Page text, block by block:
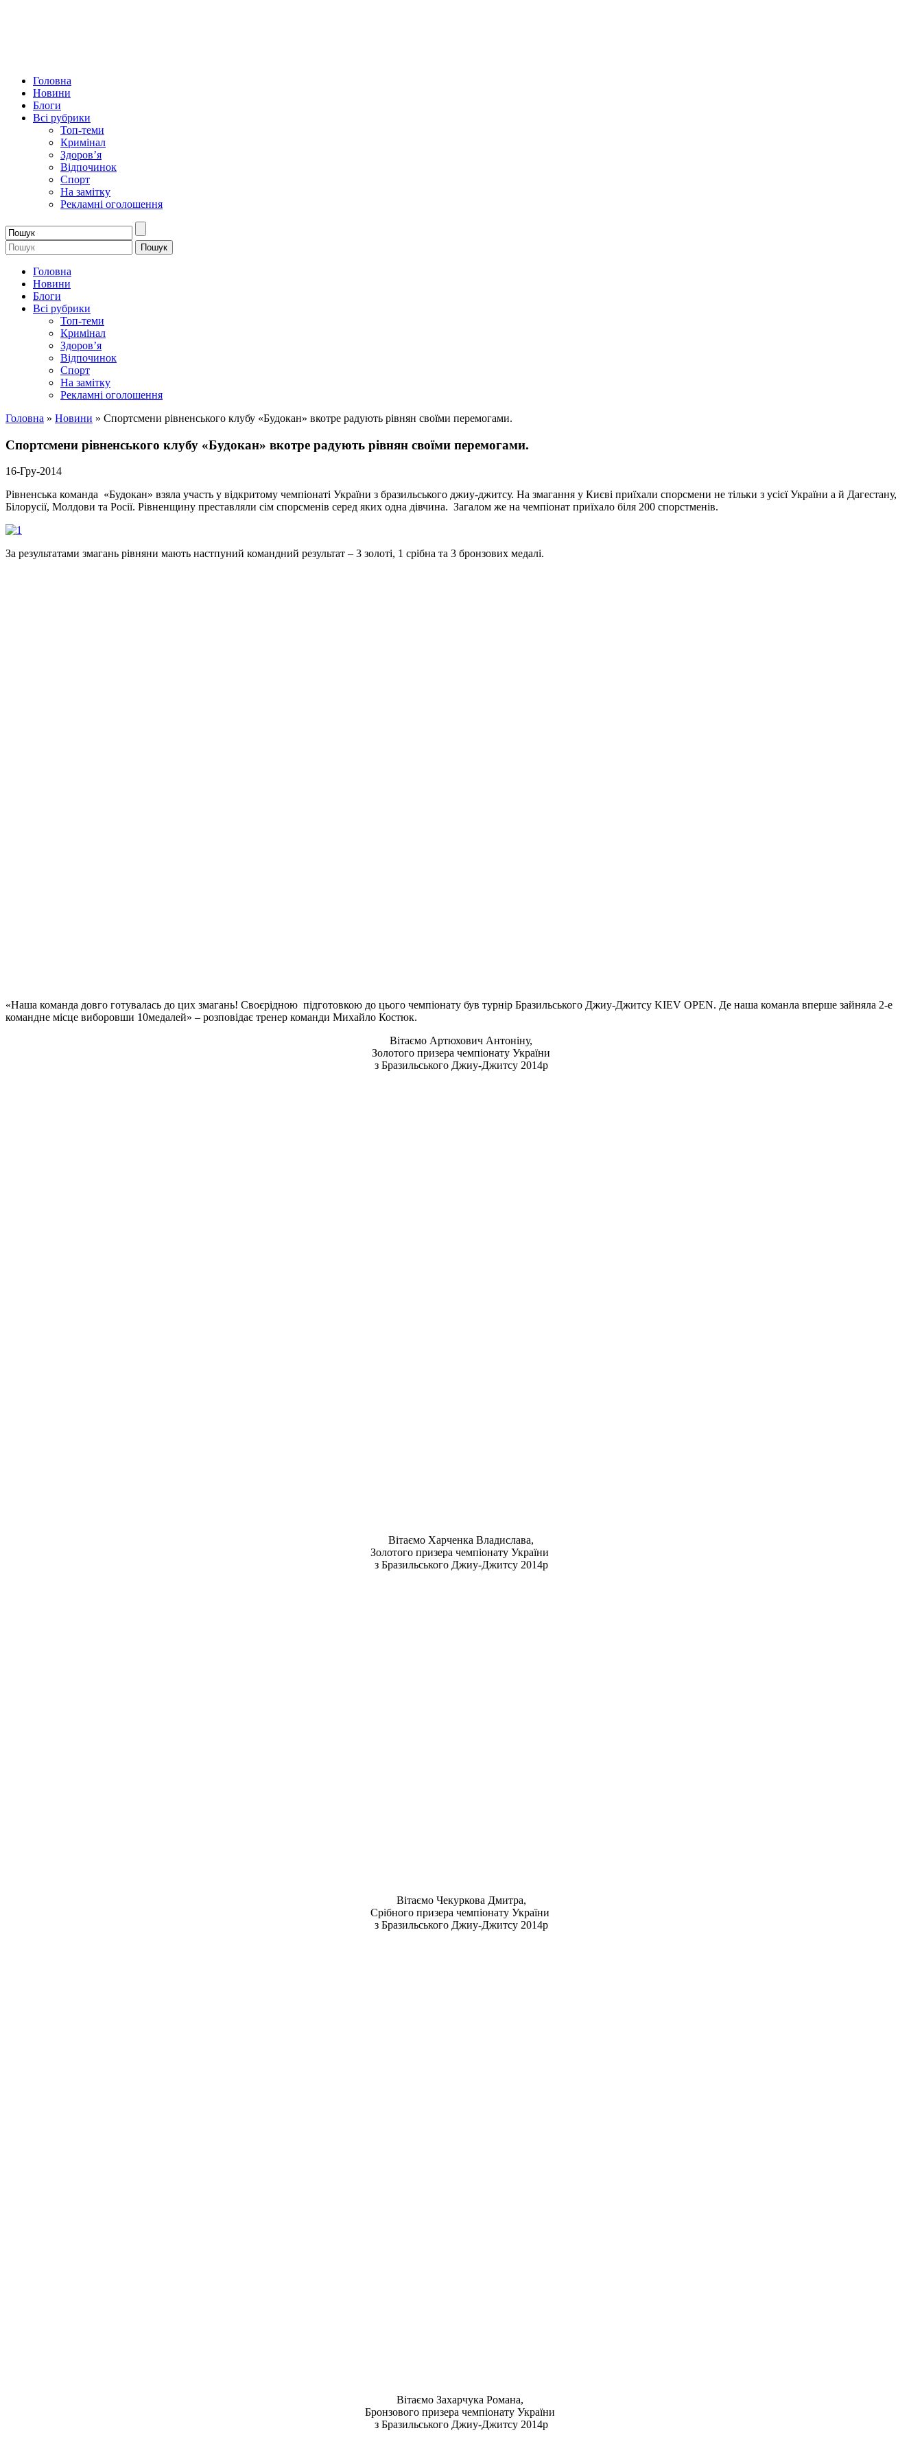
Головна
Новини
Блоги
Всі рубрики
Топ-теми
Кримінал
Здоров’я
Відпочинок
Спорт
На замітку
Рекламні оголошення
Головна
Новини
Блоги
Всі рубрики
Топ-теми
Кримінал
Здоров’я
Відпочинок
Спорт
На замітку
Рекламні оголошення
Головна » Новини » Спортсмени рівненського клубу «Будокан» вкотре радують рівнян своїми перемогами.
Спортсмени рівненського клубу «Будокан» вкотре радують рівнян своїми перемогами.
16-Гру-2014
Рівненська команда «Будокан» взяла участь у відкритому чемпіонаті України з бразильського джиу-джитсу. На змагання у Києві приїхали спорсмени не тільки з усієї України а й Дагестану,
Білорусії, Молдови та Росії. Рівненщину преставляли сім спорсменів серед яких одна дівчина. Загалом же на чемпіонат приїхало біля 200 спорстменів.
За результатами змагань рівняни мають настпуний командний результат – 3 золоті, 1 срібна та 3 бронзових медалі.
«Наша команда довго готувалась до цих змагань! Своєрідною підготовкою до цього чемпіонату був турнір Бразильського Джиу-Джитсу KIЕV OPEN. Де наша команла вперше зайняла 2-е
командне місце виборовши 10медалей» – розповідає тренер команди Михайло Костюк.
Вітаємо Артюхович Антоніну,
Золотого призера чемпіонату України
з Бразильського Джиу-Джитсу 2014р
Вітаємо Харченка Владислава,
Золотого призера чемпіонату України
з Бразильського Джиу-Джитсу 2014р
Вітаємо Чекуркова Дмитра,
Срібного призера чемпіонату України
з Бразильського Джиу-Джитсу 2014р
Вітаємо Захарчука Романа,
Бронзового призера чемпіонату України
з Бразильського Джиу-Джитсу 2014р